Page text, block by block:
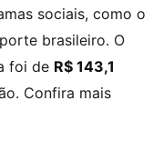
sociais, como o
brasileiro. O
foi de R$ 143,1
Confira mais